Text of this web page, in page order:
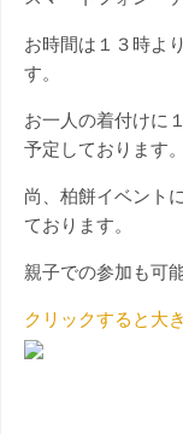
お時間は１３時よ
す。
お一人の着付けに
予定しております。
尚、柏餅イベント
ております。
親子での参加も可
クリックすると大